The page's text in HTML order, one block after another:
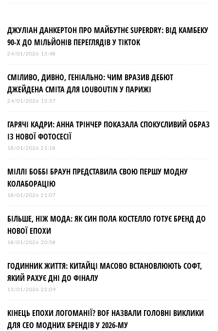
ДЖУЛІАН ДАНКЕРТОН ПРО МАЙБУТНЄ SUPERDRY: ВІД КАМБЕКУ
90-Х ДО МІЛЬЙОНІВ ПЕРЕГЛЯДІВ У TIKTOK
24/01/2026 13:48
СМІЛИВО, ДИВНО, ГЕНІАЛЬНО: ЧИМ ВРАЗИВ ДЕБЮТ
ДЖЕЙДЕНА СМІТА ДЛЯ LOUBOUTIN У ПАРИЖІ
24/01/2026 13:37
ГАРЯЧІ КАДРИ: АННА ТРІНЧЕР ПОКАЗАЛА СПОКУСЛИВИЙ ОБРАЗ
ІЗ НОВОЇ ФОТОСЕСІЇ
18/01/2026 21:18
МІЛЛІ БОББІ БРАУН ПРЕДСТАВИЛА СВОЮ ПЕРШУ МОДНУ
КОЛАБОРАЦІЮ
18/01/2026 21:07
БІЛЬШЕ, НІЖ МОДА: ЯК СИН ПОЛА КОСТЕЛЛО ГОТУЄ БРЕНД ДО
НОВОЇ ЕПОХИ
18/01/2026 20:58
ГОДИННИК ЖИТТЯ: КИТАЙЦІ МАСОВО ВСТАНОВЛЮЮТЬ СОФТ,
ЯКИЙ РАХУЄ ДНІ ДО ФІНАЛУ
13/01/2026 22:09
КІНЕЦЬ ЕПОХИ ЛОГОМАНІЇ? BOF НАЗВАЛИ ГОЛОВНІ ВИКЛИКИ
ДЛЯ СЕО МОДНИХ БРЕНДІВ У 2026-МУ